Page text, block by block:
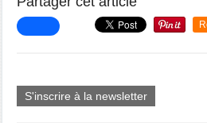
S'inscrire à la newsletter